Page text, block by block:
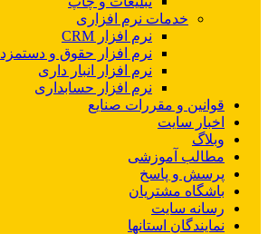
خدمات نرم افزاری
نرم افزار CRM
نرم افزار حقوق و دستمزد
نرم افزار انبار داری
نرم افزار حسابداری
قوانین و مقررات صنایع
اخبار سایت
وبلاگ
مطالب آموزشی
پرسش و پاسخ
باشگاه مشتریان
رسانه سایت
نمایندگان استانها